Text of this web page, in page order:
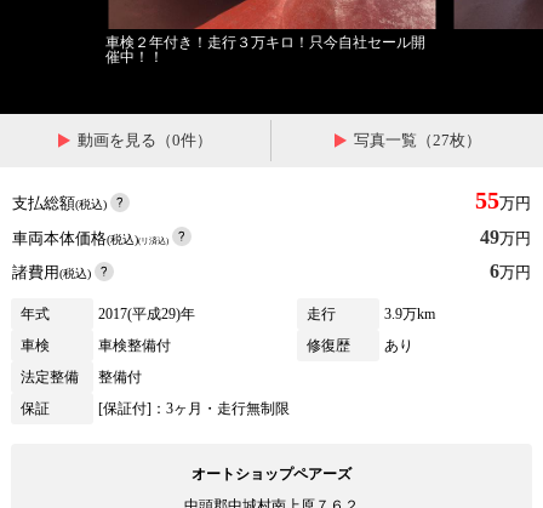
車検２年付き！走行３万キロ！只今自社セール開
催中！！
動画を見る（0件） 写真一覧（27枚）
支払総額(税込) 55万円
車両本体価格(税込)(リ済込) 49万円
諸費用(税込) 6万円
年式 2017(平成29)年 走行
3.9万km
車検
車検整備付 修復歴
あり
法定整備
整備付
保証
[保証付]：3ヶ月・走行無制限
オートショップペアーズ